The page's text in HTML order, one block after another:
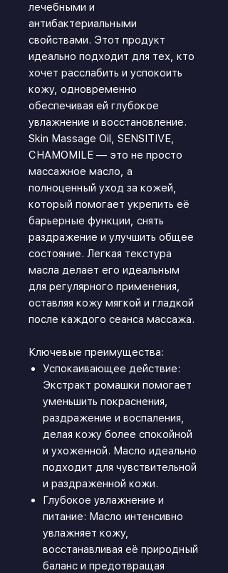
лечебными и
антибактериальными
свойствами. Этот продукт
идеально подходит для тех, кто
хочет расслабить и успокоить
кожу, одновременно
обеспечивая ей глубокое
увлажнение и восстановление.
Skin Massage Oil, SENSITIVE,
CHAMOMILE — это не просто
массажное масло, а
полноценный уход за кожей,
который помогает укрепить её
барьерные функции, снять
раздражение и улучшить общее
состояние. Легкая текстура
масла делает его идеальным
для регулярного применения,
оставляя кожу мягкой и гладкой
после каждого сеанса массажа.
Ключевые преимущества:
Успокаивающее действие:
Экстракт ромашки помогает
уменьшить покраснения,
раздражение и воспаления,
делая кожу более спокойной
и ухоженной. Масло идеально
подходит для чувствительной
и раздраженной кожи.
Глубокое увлажнение и
питание: Масло интенсивно
увлажняет кожу,
восстанавливая её природный
баланс и предотвращая